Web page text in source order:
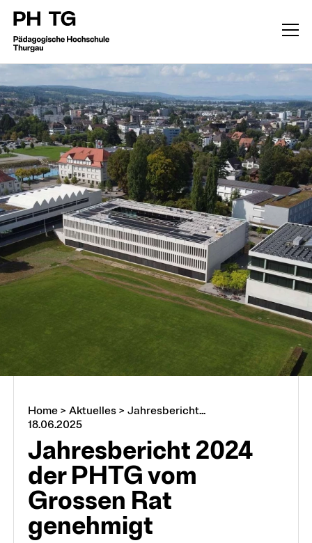
Home> Aktuelles> Jahresbericht...
18.06.2025
Jahresbericht 2024
der PHTG vom
Grossen Rat
genehmigt